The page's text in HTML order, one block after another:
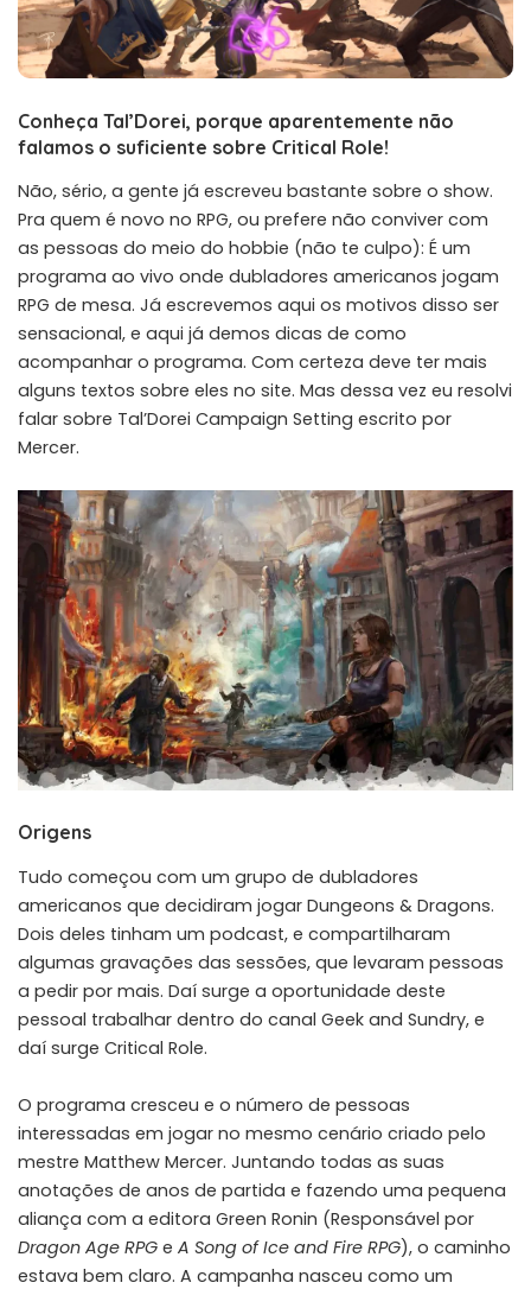
Conheça Tal’Dorei, porque aparentemente não
falamos o suficiente sobre Critical Role!
Não, sério, a gente já escreveu bastante sobre o show.
Pra quem é novo no RPG, ou prefere não conviver com
as pessoas do meio do hobbie (não te culpo): É um
programa ao vivo onde dubladores americanos jogam
RPG de mesa. Já escrevemos aqui os motivos disso ser
sensacional, e aqui já demos dicas de como
acompanhar o programa. Com certeza deve ter mais
alguns textos sobre eles no site. Mas dessa vez eu resolvi
falar sobre Tal’Dorei Campaign Setting escrito por
Mercer.
Origens
Tudo começou com um grupo de dubladores
americanos que decidiram jogar Dungeons & Dragons.
Dois deles tinham um podcast, e compartilharam
algumas gravações das sessões, que levaram pessoas
a pedir por mais. Daí surge a oportunidade deste
pessoal trabalhar dentro do canal Geek and Sundry, e
daí surge Critical Role.
O programa cresceu e o número de pessoas
interessadas em jogar no mesmo cenário criado pelo
mestre Matthew Mercer. Juntando todas as suas
anotações de anos de partida e fazendo uma pequena
aliança com a editora Green Ronin (Responsável por
Dragon Age RPG e A Song of Ice and Fire RPG), o caminho
estava bem claro. A campanha nasceu como um